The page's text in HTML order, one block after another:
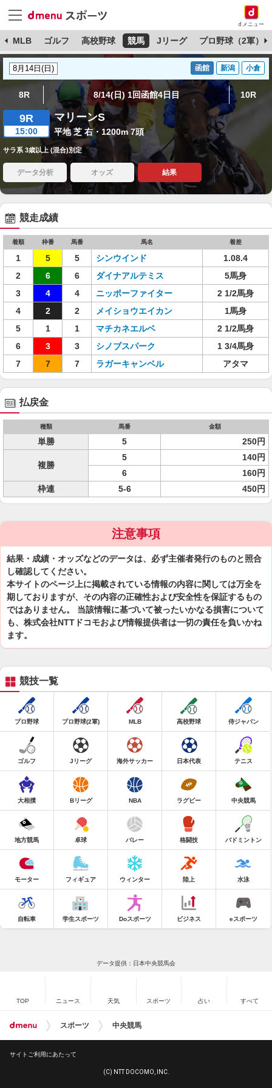
dメニュー
MLB ゴルフ 高校野球 競馬 Jリーグ プロ野球（2軍）
函館 新潟 小倉
8R 8/14(日) 1回函館4日目 10R
9R
15:00
マリーンS
平地 芝 右・1200m 7頭
サラ系 3歳以上 (混合)別定
データ分析 オッズ 結果
競走成績
着順 枠番 馬番 馬名 着差
1 5 5 シンウインド
1.08.4
2
6 6 ダイナアルテミス
5馬身
3
4 4 ニッポーファイター
2 1/2馬身
4
2 2 メイショウエイカン
1馬身
5
1 1 マチカネエルベ
2 1/2馬身
6
3 3 シノブスパーク
1 3/4馬身
7
7 7 ラガーキャンベル アタマ
払戻金
種類 馬番 金額
単勝 5 250円
複勝
5
140円
6
160円
枠連
5-6 450円
注意事項
結果・成績・オッズなどのデータは、必ず主催者発行のものと照合
し確認してください。
本サイトのページ上に掲載されている情報の内容に関しては万全を
期しておりますが、その内容の正確性および安全性を保証するもの
ではありません。 当該情報に基づいて被ったいかなる損害について
も、株式会社NTTドコモおよび情報提供者は一切の責任を負いかね
ます。
競技一覧
プロ野球 プロ野球(2軍) MLB 高校野球 侍ジャパン
ゴルフ Jリーグ 海外サッカー 日本代表 テニス
大相撲 Bリーグ NBA ラグビー 中央競馬
地方競馬 卓球 バレー 格闘技 バドミントン
モーター フィギュア ウィンター 陸上 水泳
自転車 学生スポーツ Doスポーツ ビジネス eスポーツ
データ提供：日本中央競馬会
TOP ニュース 天気 スポーツ 占い すべて
スポーツ 中央競馬
サイトご利用にあたって
(C) NTT DOCOMO, INC.